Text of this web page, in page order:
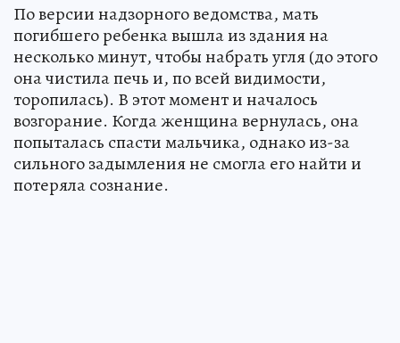
По версии надзорного ведомства, мать
погибшего ребенка вышла из здания на
несколько минут, чтобы набрать угля (до этого
она чистила печь и, по всей видимости,
торопилась). В этот момент и началось
возгорание. Когда женщина вернулась, она
попыталась спасти мальчика, однако из-за
сильного задымления не смогла его найти и
потеряла сознание.